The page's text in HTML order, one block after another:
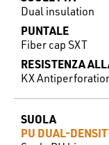
Dual insulation
PUNTALE
Fiber cap SXT
RESISTENZA
KX
SUOLA
PU DUAL-